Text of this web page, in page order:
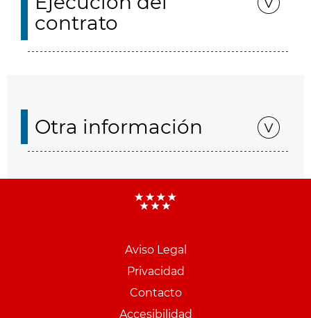
contrato
Otra información
Aviso Legal
Privacidad
Contacto
Accesibilidad